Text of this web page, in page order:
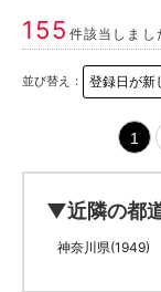
155 件該当しまし
並び替え：
1
▼近隣の都
神奈川県(1949)